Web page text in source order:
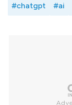
#chatgpt #ai